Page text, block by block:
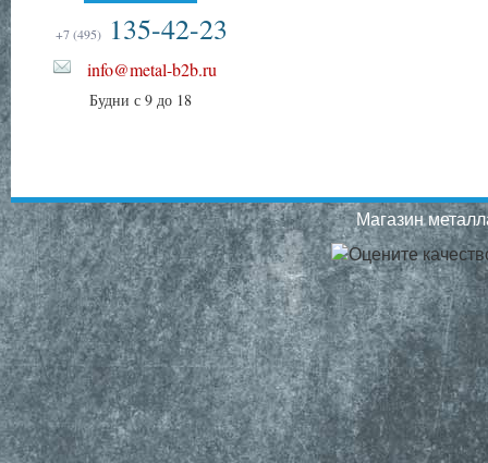
+7 (495) 135-42-23
info@metal-b2b.ru
Будни с 9 до 18
Магазин